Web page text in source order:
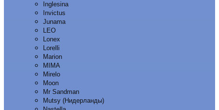
Inglesina
Invictus
Junama
LEO
Lonex
Lorelli
Marion
MIMA
Mirelo
Moon
Mr Sandman
Mutsy (Нидерланды)